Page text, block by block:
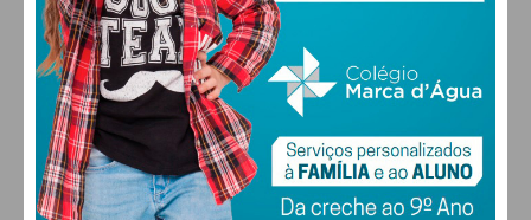
FARMACIAS DE SERVIÇO EM PAÇOS DE
FERREIRA